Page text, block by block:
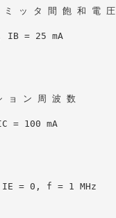
ッ タ 間 飽 和 電 圧
IB = 25 mA
ョ ン 周 波 数
= 100 mA
IE = 0, f = 1 MHz